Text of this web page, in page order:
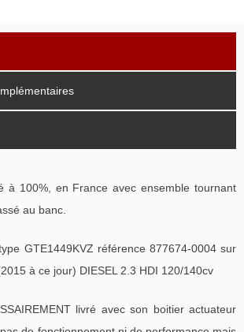
à 100%, en France avec ensemble tournant
au banc.
GTE1449KVZ référence 877674-0004 sur
à ce jour) DIESEL 2.3 HDI 120/140cv
livré avec son boitier actuateur